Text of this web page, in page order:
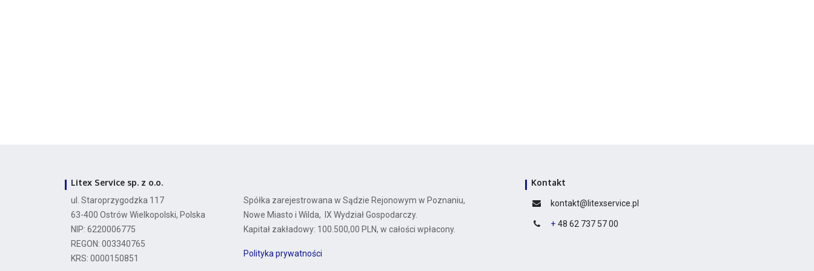
Litex Service sp. z o.o.
ul. Staroprzygodzka 117
63-400 Ostrów Wielkopolski, Polska
NIP: 6220006775
REGON: 003340765
KRS: 0000150851
Spółka zarejestrowana w Sądzie Rejonowym w Poznaniu,
Nowe Miasto i Wilda, IX Wydział Gospodarczy.
Kapitał zakładowy: 100.500,00 PLN, w całości wpłacony.
Polityka prywatności
Kontakt
kontakt@litexservice.pl
+ 48 62 737 57 00